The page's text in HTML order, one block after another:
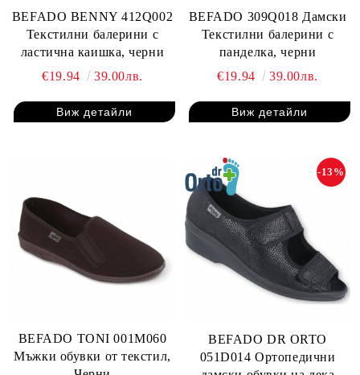
BEFADO BENNY 412Q002
Текстилни балерини с
ластична каишка, черни
€19.94
39.00лв.
Виж детайли
BEFADO 309Q018 Дамски
Текстилни балерини с
панделка, черни
€19.94
39.00лв.
Виж детайли
BEFADO TONI 001M060
Мъжки обувки от текстил,
BEFADO DR ORTO
051D014 Ортопедични
-13%